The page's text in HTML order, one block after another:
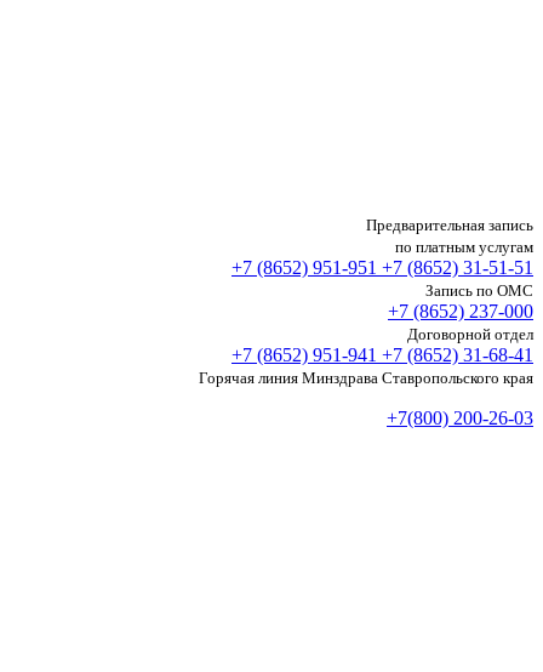
Предварительная запись
по платным услугам
+7 (8652) 951-951 +7 (8652) 31-51-51
Запись по ОМС
+7 (8652) 237-000
Договорной отдел
+7 (8652) 951-941 +7 (8652) 31-68-41
Горячая линия Минздрава Ставропольского края
+7(800) 200-26-03